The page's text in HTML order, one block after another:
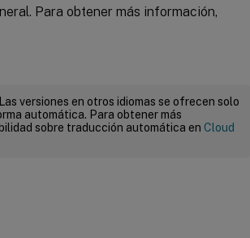
Para obtener más información,
versiones en otros idiomas se ofrecen solo
automática. Para obtener más
sobre traducción automática en Cloud